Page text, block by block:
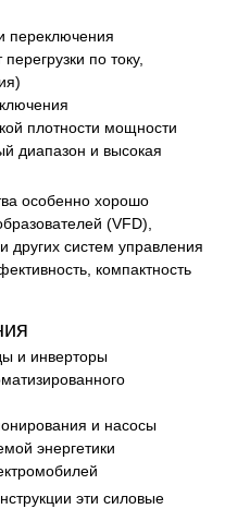
переключения
по току,
плотности мощности
диапазон и высокая
особенно хорошо
(VFD),
других систем управления
компактность
и инверторы
и насосы
энергетики
эти силовые